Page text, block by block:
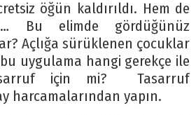
öğün kaldırıldı. Hem de
Bu elimde gördüğünüz
Açlığa sürüklenen çocuklar
uygulama hangi gerekçe ile
için mi? Tasarruf
harcamalarından yapın.